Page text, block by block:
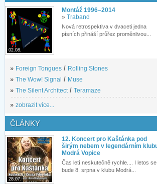
02.08.
Montáž 1996–2014
» Traband
Nová retrospektiva v dvaceti jedna
písních přináší průřez proměnlivou...
» Foreign Tongues / Rolling Stones
» The Wow! Signal / Muse
» The Silent Architect/ Teramaze
» zobrazit více...
ČLÁNKY
28.07.
12. Koncert pro Kaštánka pod
širým nebem v legendárním
Modrá Vopice
Čas letí neskutečně rychle.... I letos se
bude 8. srpna v klubu Modrá...